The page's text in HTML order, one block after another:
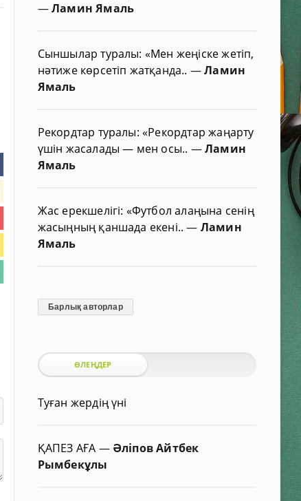
—Ламин Ямаль
Сыншылар туралы: «Мен жеңіске жетіп,
нәтиже көрсетіп жатқанда.. —Ламин
Ямаль
Рекордтар туралы: «Рекордтар жаңарту
үшін жасалады — мен осы.. —Ламин
Ямаль
Жас ерекшелігі: «Футбол алаңына сенің
жасыңның қаншада екені..— Ламин
Ямаль
Барлық авторлар
ӨЛЕҢДЕР
Туған жердің үні
ҚАПЕЗ АҒА — Әліпов Айтбек
Рымбекұлы